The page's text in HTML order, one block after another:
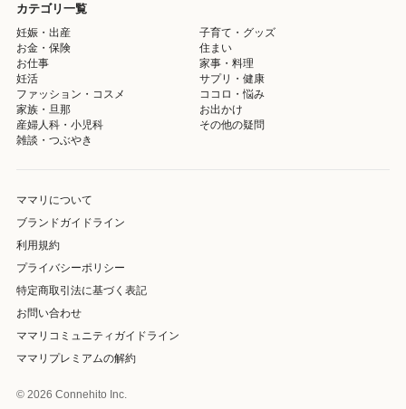
カテゴリ一覧
妊娠・出産
子育て・グッズ
お金・保険
住まい
お仕事
家事・料理
妊活
サプリ・健康
ファッション・コスメ
ココロ・悩み
家族・旦那
お出かけ
産婦人科・小児科
その他の疑問
雑談・つぶやき
ママリについて
ブランドガイドライン
利用規約
プライバシーポリシー
特定商取引法に基づく表記
お問い合わせ
ママリコミュニティガイドライン
ママリプレミアムの解約
© 2026 Connehito Inc.